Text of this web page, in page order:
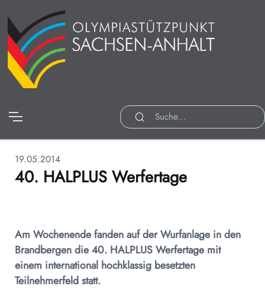
19.05.2014
40. HALPLUS Werfertage
Am Wochenende fanden auf der Wurfanlage in den
Brandbergen die 40. HALPLUS Werfertage mit
einem international hochklassig besetzten
Teilnehmerfeld statt.